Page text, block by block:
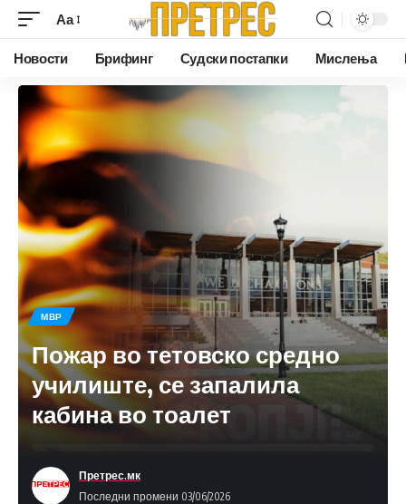
Аа
Новости Брифинг Судски постапки Мислења
МВР
Пожар во тетовско средно
училиште, се запалила
кабина во тоалет
Последни промени 03/06/2026
Претрес.мк